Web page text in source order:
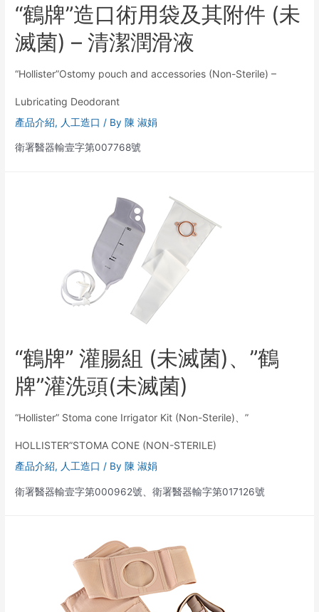
“鶴牌”造口術用袋及其附件 (未
滅菌) – 清潔潤滑液
“Hollister”Ostomy pouch and accessories (Non-Sterile) –
Lubricating Deodorant
產品介紹, 人工造口 / By 陳 淑娟
衛署醫器輸壹字第007768號
“鶴牌” 灌腸組 (未滅菌)、”鶴
牌”灌洗頭(未滅菌)
“Hollister” Stoma cone Irrigator Kit (Non-Sterile)、”
HOLLISTER”STOMA CONE (NON-STERILE)
產品介紹, 人工造口 / By 陳 淑娟
衛署醫器輸壹字第000962號、衛署醫器輸字第017126號